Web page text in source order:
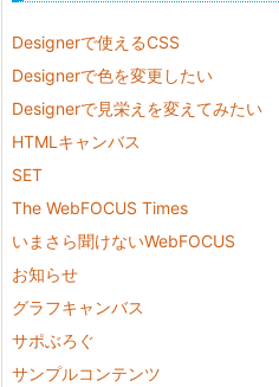
Designerで使えるCSS
Designerで色を変更したい
Designerで見栄えを変えてみたい
HTMLキャンバス
SET
The WebFOCUS Times
いまさら聞けないWebFOCUS
お知らせ
グラフキャンバス
サポぶろぐ
サンプルコンテンツ